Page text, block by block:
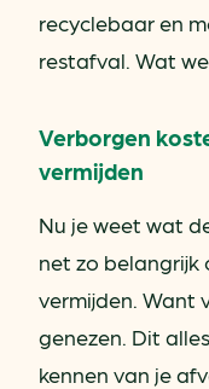
recyclebaar en
restafval. Wat
Verborgen
vermijden
Nu je weet wat
net zo belangrijk
vermijden. Want
genezen. Dit
kennen van je